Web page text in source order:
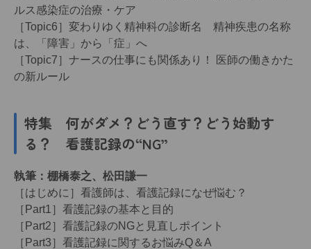
ルス感染症の治療・ケア
［Topic6］変わりゆく精神科の診断名 精神疾患の名称
は、「障害」から「症」へ
［Topic7］ナースの仕事にも関係あり！ 医師の働きかた
の新ルール
特集 何がダメ？どう直す？どう始動す
る？ 看護記録の“NG”
執筆：棚橋泰之、松田謙一
［はじめに］看護師は、看護記録になぜ悩む？
［Part1］看護記録の基本と目的
［Part2］看護記録のNGと見直しポイント
［Part3］看護記録に関するお悩みQ＆A